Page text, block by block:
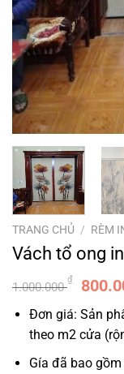
TRANG CHỦ / RÈM
Vách tổ ong
1.000.000
₫
Giá
gốc
là:
Đơn giá: Sản
theo m2 cửa
Gía đã bao